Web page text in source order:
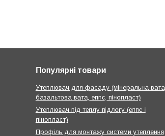
Популярні товари
Утеплювач для фасаду (мінеральна вата,
базальтова вата, еппс, пінопласт)
Утеплювач під теплу підлогу (еппс і
пінопласт)
Профіль для монтажу системи утеплення